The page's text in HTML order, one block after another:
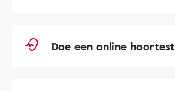
Doe een online hoortest